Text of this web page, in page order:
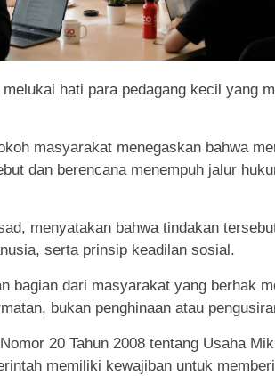
hati para pedagang kecil yang
masyarakat menegaskan bahwa
dan berencana menempuh jalur
menyatakan bahwa tindakan
serta prinsip keadilan sosial.
bagian dari masyarakat yang berhak
bukan penghinaan atau
20 Tahun 2008 tentang Usaha
memiliki kewajiban untuk